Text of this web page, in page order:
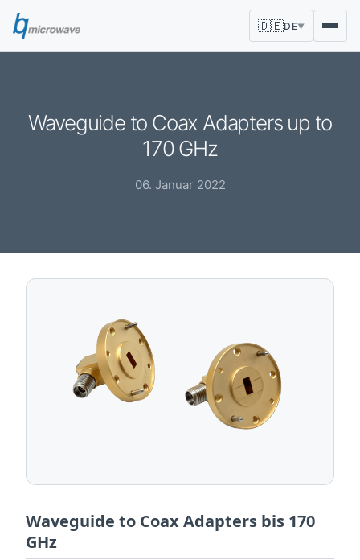
🇩🇪DE▼
Waveguide to Coax Adapters up to
170 GHz
06. Januar 2022
Waveguide to Coax Adapters bis 170
GHz